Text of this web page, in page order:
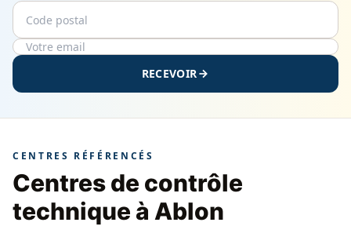
Code postal
Email
RECEVOIR
CENTRES RÉFÉRENCÉS
Centres de contrôle
technique à Ablon